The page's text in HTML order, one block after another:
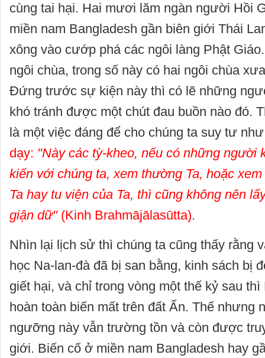
cùng tai hại. Hai mươi lăm ngàn người Hồi
miền nam Bangladesh gần biên giới Thái
xông vào cướp phá các ngôi làng Phật
ngôi chùa, trong số này có hai ngôi chùa
Đứng trước sự kiện này thì có lẽ những
khó tránh được một chút đau buồn nào đó.
là một việc đáng để cho chúng ta suy tư
dạy: "Này các tỳ-kheo, nếu có những người
kiến với chúng ta, xem thường Ta, hoặc
Ta hay tu viện của Ta, thì cũng không nên
giận dữ" (Kinh Brahmājālasūtta).
Nhìn lại lịch sử thì chúng ta cũng thấy rằng
học Na-lan-đà đã bị san bằng, kinh sách bị
giết hại, và chỉ trong vòng một thế kỷ sau
hoàn toàn biến mất trên đất Ấn. Thế nhưng
ngưỡng này vẫn trường tồn và còn được
giới. Biến cố ở miền nam Bangladesh hay